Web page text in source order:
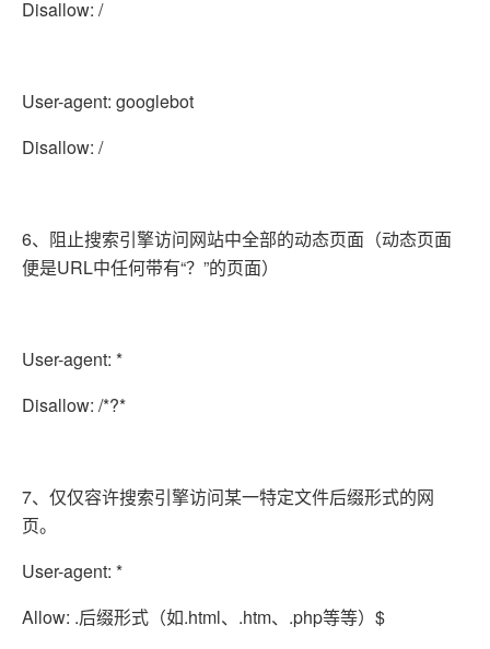
Disallow: /
User-agent: googlebot
Disallow: /
6、阻止搜索引擎访问网站中全部的动态页面（动态页面
便是URL中任何带有“？”的页面）
User-agent: *
Disallow: /*?*
7、仅仅容许搜索引擎访问某一特定文件后缀形式的网
页。
User-agent: *
Allow: .后缀形式（如.html、.htm、.php等等）$